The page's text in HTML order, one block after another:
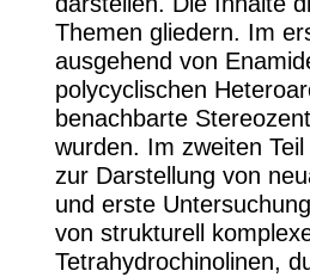
Themen gliedern. Im
ausgehend von
polycyclischen
benachbarte
wurden. Im zweiten
zur Darstellung von
und erste
von strukturell
Tetrahydrochinolinen,